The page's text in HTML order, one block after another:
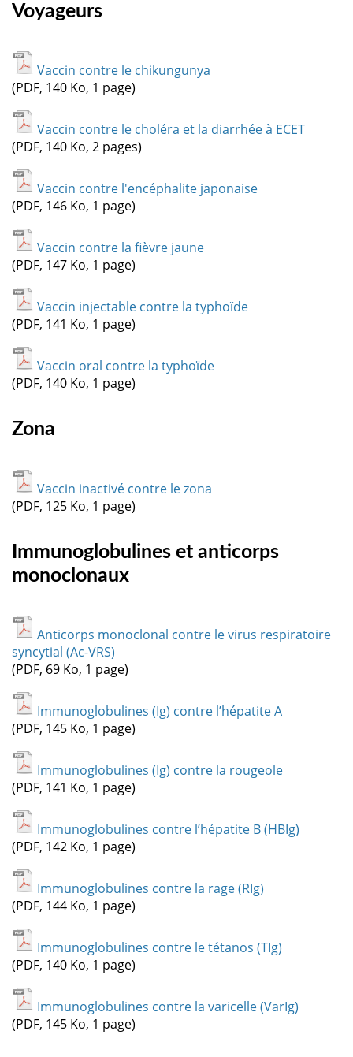
Voyageurs
Vaccin contre le chikungunya
(PDF, 140 Ko, 1 page)
Vaccin contre le choléra et la diarrhée à ECET
(PDF, 140 Ko, 2 pages)
Vaccin contre l'encéphalite japonaise
(PDF, 146 Ko, 1 page)
Vaccin contre la fièvre jaune
(PDF, 147 Ko, 1 page)
Vaccin injectable contre la typhoïde
(PDF, 141 Ko, 1 page)
Vaccin oral contre la typhoïde
(PDF, 140 Ko, 1 page)
Zona
Vaccin inactivé contre le zona
(PDF, 125 Ko, 1 page)
Immunoglobulines et anticorps
monoclonaux
Anticorps monoclonal contre le virus respiratoire
syncytial (Ac-VRS)
(PDF, 69 Ko, 1 page)
Immunoglobulines (Ig) contre l’hépatite A
(PDF, 145 Ko, 1 page)
Immunoglobulines (Ig) contre la rougeole
(PDF, 141 Ko, 1 page)
Immunoglobulines contre l’hépatite B (HBIg)
(PDF, 142 Ko, 1 page)
Immunoglobulines contre la rage (RIg)
(PDF, 144 Ko, 1 page)
Immunoglobulines contre le tétanos (TIg)
(PDF, 140 Ko, 1 page)
Immunoglobulines contre la varicelle (VarIg)
(PDF, 145 Ko, 1 page)